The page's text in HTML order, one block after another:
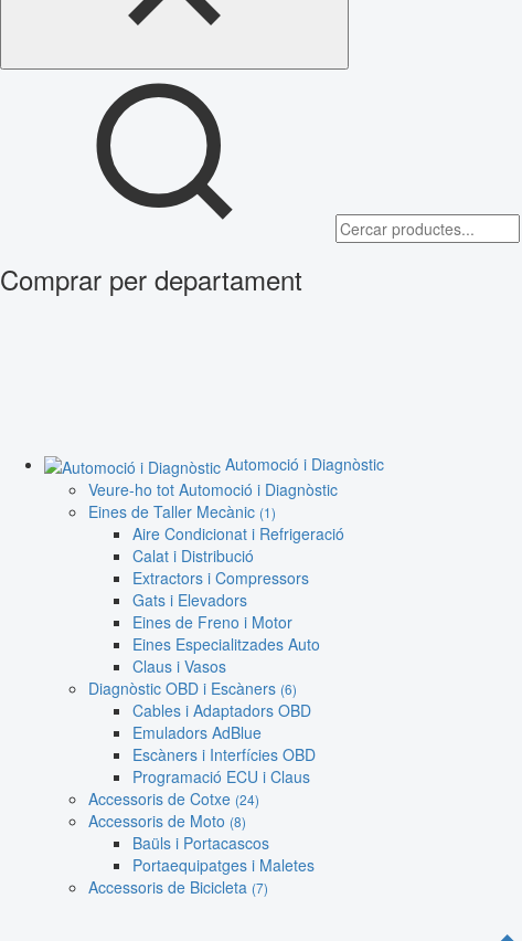
Comprar per departament
Automoció i Diagnòstic
Veure-ho tot Automoció i Diagnòstic
Eines de Taller Mecànic (1)
Aire Condicionat i Refrigeració
Calat i Distribució
Extractors i Compressors
Gats i Elevadors
Eines de Freno i Motor
Eines Especialitzades Auto
Claus i Vasos
Diagnòstic OBD i Escàners (6)
Cables i Adaptadors OBD
Emuladors AdBlue
Escàners i Interfícies OBD
Programació ECU i Claus
Accessoris de Cotxe (24)
Accessoris de Moto (8)
Baüls i Portacascos
Portaequipatges i Maletes
Accessoris de Bicicleta (7)